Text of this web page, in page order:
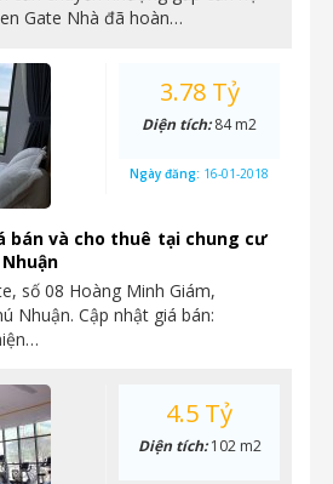
Gate Nhà đã hoàn…
bán và cho thuê tại chung cư
số 08 Hoàng Minh Giám,
Nhuận. Cập nhật giá bán:
3.78 Tỷ
Diện tích:84 m2
Ngày đăng: 16-01-2018
4.5 Tỷ
Diện tích:102 m2